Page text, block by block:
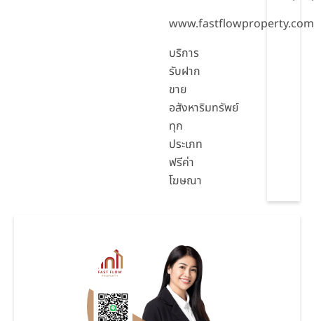
www.fastflowproperty.com
บริการ
รับฝาก
ขาย
อสังหาริมทรัพย์
ทุก
ประเภท
ฟรีค่า
โฆษณา